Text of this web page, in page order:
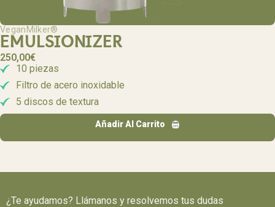
VeganMilker®
EMULSIONIZER
250,00€
10 piezas
Filtro de acero inoxidable
5 discos de textura
Añadir Al Carrito
¿Te ayudamos? Llámanos y resolvemos tus dudas